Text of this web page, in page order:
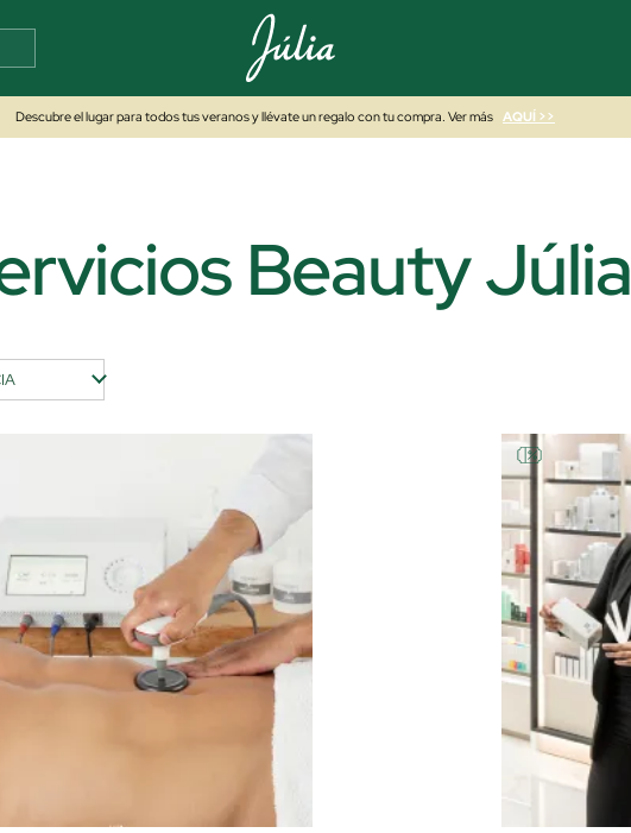
Descubre el lugar para todos tus veranos y llévate un regalo con tu compra. Ver más AQUÍ >>
Beauty Júlia